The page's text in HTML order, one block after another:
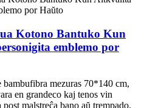
Kotono Bantuko Kun
emblemo por
bambufibra mezuras 70*140 cm,
en grandeco kaj tenos vin
malstreĉa bano aŭ trempado.